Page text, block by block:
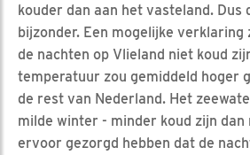
kouder dan aan het vasteland. Dus
bijzonder. Een mogelijke verklaring
de nachten op Vlieland niet koud
temperatuur zou gemiddeld hoger
de rest van Nederland. Het
milde winter - minder koud zijn dan
ervoor gezorgd hebben dat de